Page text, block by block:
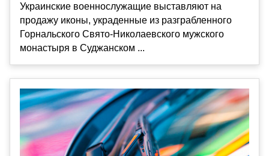
Украинские военнослужащие выставляют на
продажу иконы, украденные из разграбленного
Горнальского Свято-Николаевского мужского
монастыря в Суджанском ...